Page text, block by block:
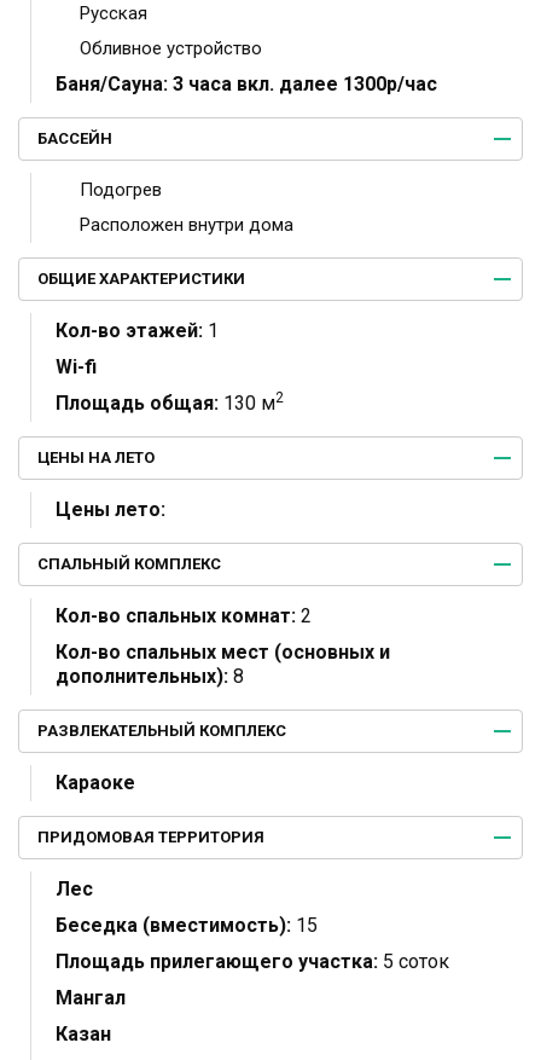
Русская
Обливное устройство
Баня/Сауна: 3 часа вкл. далее 1300р/час
БАССЕЙН
Подогрев
Расположен внутри дома
ОБЩИЕ ХАРАКТЕРИСТИКИ
Кол-во этажей: 1
Wi-fi
Площадь общая: 130 м2
ЦЕНЫ НА ЛЕТО
Цены лето:
СПАЛЬНЫЙ КОМПЛЕКС
Кол-во спальных комнат: 2
Кол-во спальных мест (основных и
дополнительных): 8
РАЗВЛЕКАТЕЛЬНЫЙ КОМПЛЕКС
Караоке
ПРИДОМОВАЯ ТЕРРИТОРИЯ
Лес
Беседка (вместимость): 15
Площадь прилегающего участка: 5 соток
Мангал
Казан